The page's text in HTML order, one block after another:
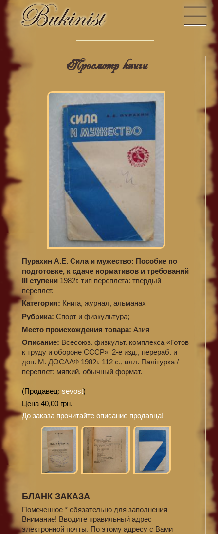
Просмотр книги
Пурахин А.Е. Сила и мужество: Пособие по
подготовке, к сдаче нормативов и требований
III ступени 1982г. тип переплета: твердый
переплет.
Категория: Книга, журнал, альманах
Рубрика: Спорт и физкультура;
Место происхождения товара: Азия
Описание: Всесоюз. физкульт. комплекса «Готов
к труду и обороне СССР». 2-е изд., перераб. и
доп. М. ДОСААФ 1982г. 112 с., илл. Палiтурка /
переплет: мягкий, обычный формат.
(Продавец: sevost)
Цена 40,00 грн.
До заказа прочитайте описание продавца!
БЛАНК ЗАКАЗА
Помеченное * обязательно для заполнения
Внимание! Вводите правильный адрес
электронной почты. По этому адресу с Вами